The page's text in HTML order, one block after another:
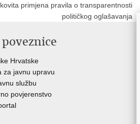
primjena pravila o transparentnosti
političkog oglašavanja
Hrvatske
za javnu upravu
službu
povjerenstvo